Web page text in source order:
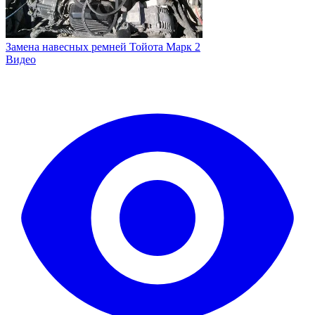
Замена навесных ремней Тойота Марк 2
Видео